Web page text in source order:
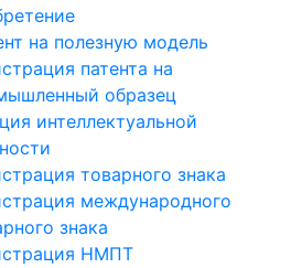
на полезную модель
патента на
образец
интеллектуальной
товарного знака
международного
знака
НМПТ